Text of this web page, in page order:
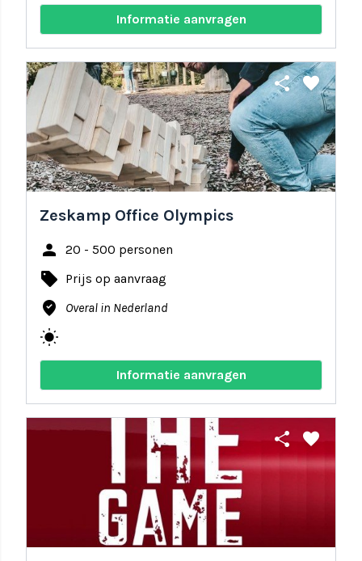
Informatie aanvragen
share favorite
Zeskamp Office Olympics
person 20 - 500 personen
local_offer Prijs op aanvraag
where_to_vote Overal in Nederland
wb_sunny
Informatie aanvragen
share favorite